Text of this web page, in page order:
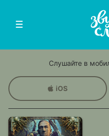
Слушайте в
iOS